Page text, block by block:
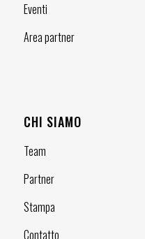
Eventi
Area partner
CHI SIAMO
Team
Partner
Stampa
Contatto